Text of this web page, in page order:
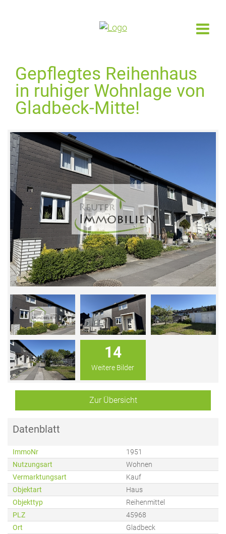
Gepflegtes Reihenhaus
in ruhiger Wohnlage von
Gladbeck-Mitte!
14
Weitere Bilder
Zur Übersicht
Datenblatt
ImmoNr
1951
Nutzungsart
Wohnen
Vermarktungsart
Kauf
Objektart
Haus
Objekttyp
Reihenmittel
PLZ
45968
Ort
Gladbeck